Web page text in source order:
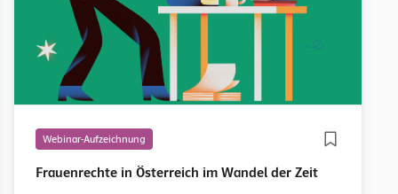
Webinar-Aufzeichnung
Frauenrechte in Österreich im Wandel der Zeit